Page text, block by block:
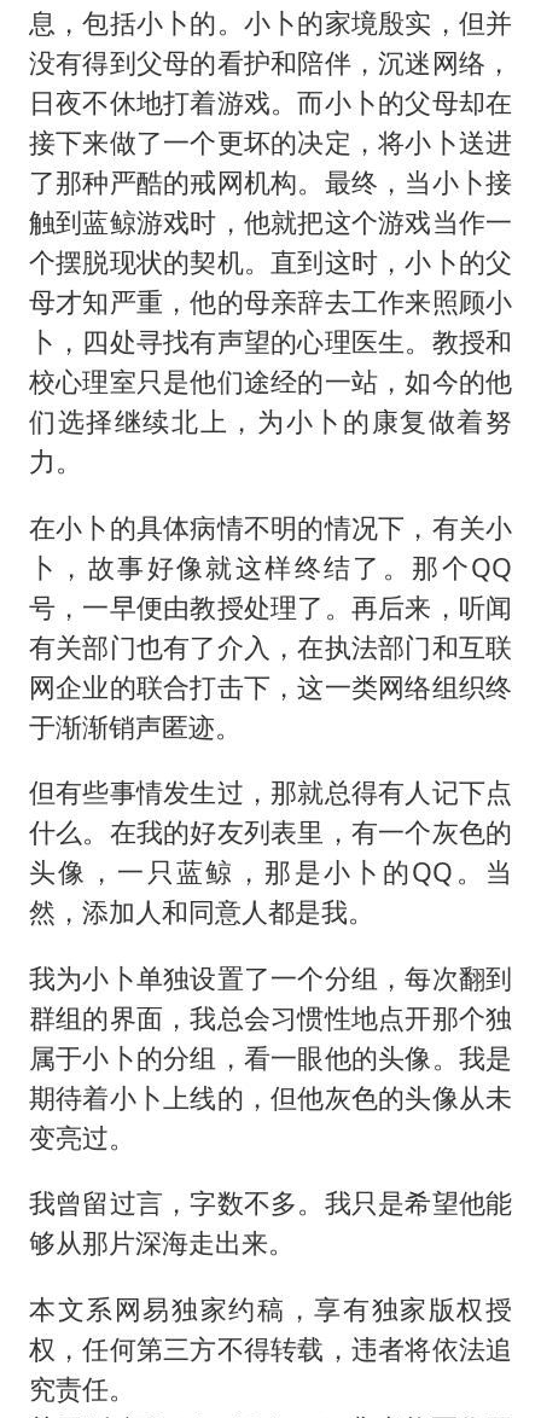
息，包括小卜的。小卜的家境殷实，但并
没有得到父母的看护和陪伴，沉迷网络，
日夜不休地打着游戏。而小卜的父母却在
接下来做了一个更坏的决定，将小卜送进
了那种严酷的戒网机构。最终，当小卜接
触到蓝鲸游戏时，他就把这个游戏当作一
个摆脱现状的契机。直到这时，小卜的父
母才知严重，他的母亲辞去工作来照顾小
卜，四处寻找有声望的心理医生。教授和
校心理室只是他们途经的一站，如今的他
们选择继续北上，为小卜的康复做着努
力。
在小卜的具体病情不明的情况下，有关小
卜，故事好像就这样终结了。那个QQ
号，一早便由教授处理了。再后来，听闻
有关部门也有了介入，在执法部门和互联
网企业的联合打击下，这一类网络组织终
于渐渐销声匿迹。
但有些事情发生过，那就总得有人记下点
什么。在我的好友列表里，有一个灰色的
头像，一只蓝鲸，那是小卜的QQ。当
然，添加人和同意人都是我。
我为小卜单独设置了一个分组，每次翻到
群组的界面，我总会习惯性地点开那个独
属于小卜的分组，看一眼他的头像。我是
期待着小卜上线的，但他灰色的头像从未
变亮过。
我曾留过言，字数不多。我只是希望他能
够从那片深海走出来。
本文系网易独家约稿，享有独家版权授
权，任何第三方不得转载，违者将依法追
究责任。